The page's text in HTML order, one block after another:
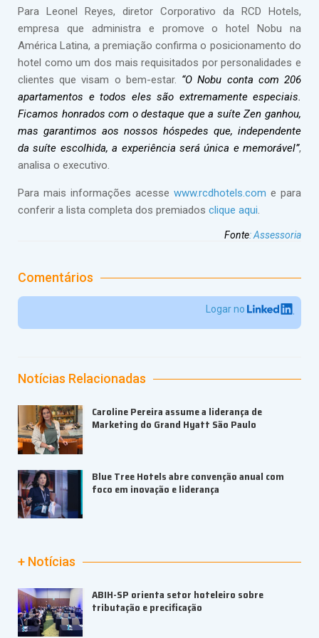
Para Leonel Reyes, diretor Corporativo da RCD Hotels,
empresa que administra e promove o hotel Nobu na
América Latina, a premiação confirma o posicionamento do
hotel como um dos mais requisitados por personalidades e
clientes que visam o bem-estar. “O Nobu conta com 206
apartamentos e todos eles são extremamente especiais.
Ficamos honrados com o destaque que a suíte Zen ganhou,
mas garantimos aos nossos hóspedes que, independente
da suíte escolhida, a experiência será única e memorável”,
analisa o executivo.
Para mais informações acesse www.rcdhotels.com e para
conferir a lista completa dos premiados clique aqui.
Fonte:Assessoria
Comentários
Logar no
Notícias Relacionadas
Caroline Pereira assume a liderança de
Marketing do Grand Hyatt São Paulo
Blue Tree Hotels abre convenção anual com
foco em inovação e liderança
+ Notícias
ABIH-SP orienta setor hoteleiro sobre
tributação e precificação